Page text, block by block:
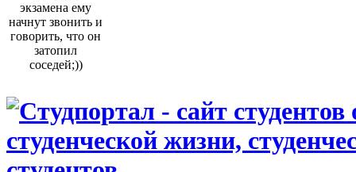
экзамена ему
начнут звонить и
говорить, что он
затопил
соседей;))